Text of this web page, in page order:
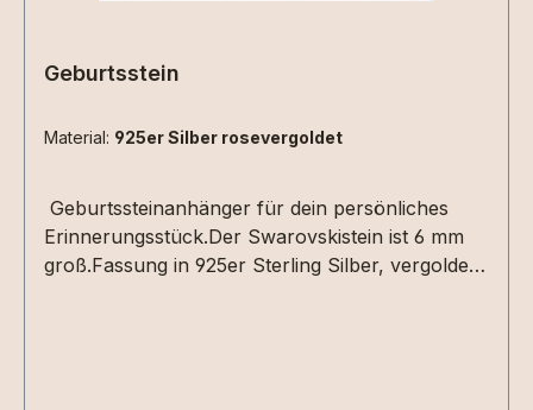
Geburtsstein
Material: 925er Silber rosevergoldet
Geburtssteinanhänger für dein persönliches
Erinnerungsstück.Der Swarovskistein ist 6 mm
groß.Fassung in 925er Sterling Silber, vergoldet